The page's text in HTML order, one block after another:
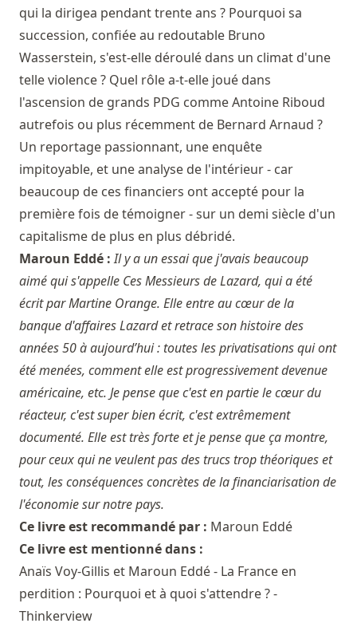
qui la dirigea pendant trente ans ? Pourquoi sa
succession, confiée au redoutable Bruno
Wasserstein, s'est-elle déroulé dans un climat d'une
telle violence ? Quel rôle a-t-elle joué dans
l'ascension de grands PDG comme Antoine Riboud
autrefois ou plus récemment de Bernard Arnaud ?
Un reportage passionnant, une enquête
impitoyable, et une analyse de l'intérieur - car
beaucoup de ces financiers ont accepté pour la
première fois de témoigner - sur un demi siècle d'un
capitalisme de plus en plus débridé.
Maroun Eddé :Il y a un essai que j'avais beaucoup
aimé qui s'appelle Ces Messieurs de Lazard, qui a été
écrit par Martine Orange. Elle entre au cœur de la
banque d'affaires Lazard et retrace son histoire des
années 50 à aujourd’hui : toutes les privatisations qui ont
été menées, comment elle est progressivement devenue
américaine, etc. Je pense que c'est en partie le cœur du
réacteur, c'est super bien écrit, c'est extrêmement
documenté. Elle est très forte et je pense que ça montre,
pour ceux qui ne veulent pas des trucs trop théoriques et
tout, les conséquences concrètes de la financiarisation de
l'économie sur notre pays.
Ce livre est recommandé par : Maroun Eddé
Ce livre est mentionné dans :
Anaïs Voy-Gillis et Maroun Eddé - La France en
perdition : Pourquoi et à quoi s'attendre ? -
Thinkerview